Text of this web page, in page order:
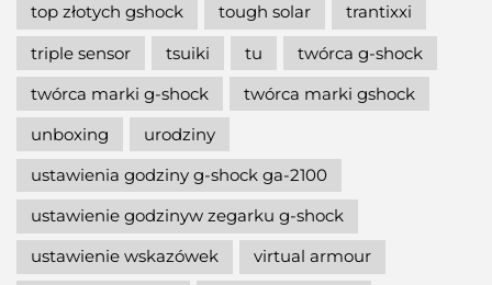
top złotych gshock
tough solar
trantixxi
triple sensor
tsuiki tu
twórca g-shock
twórca marki g-shock
twórca marki gshock
unboxing
urodziny
ustawienia godziny g-shock ga-2100
ustawienie godzinyw zegarku g-shock
ustawienie wskazówek
virtual armour